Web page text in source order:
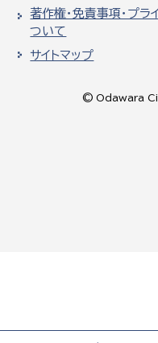
著作権・免責事項・プラ
ついて
サイトマップ
© Odawara